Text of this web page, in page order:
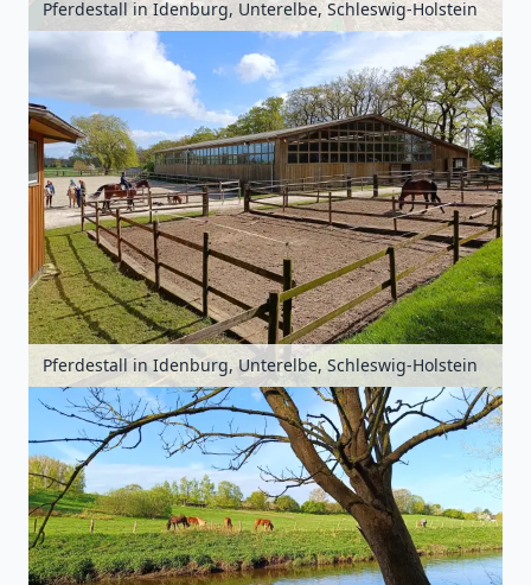
Pferdestall in Idenburg, Unterelbe, Schleswig-Holstein
Pferdestall in Idenburg, Unterelbe, Schleswig-Holstein